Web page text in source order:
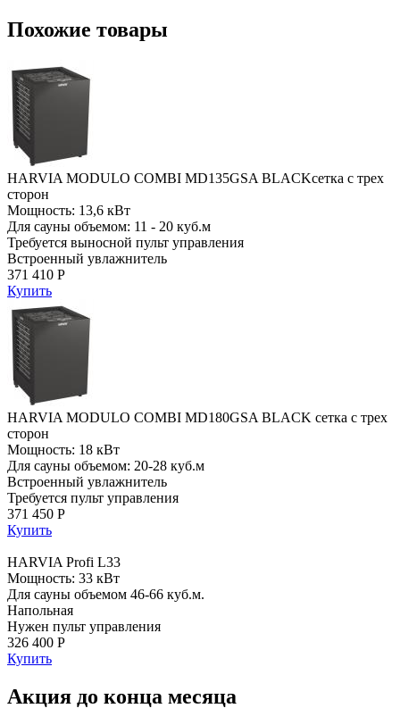
Похожие товары
HARVIA MODULO COMBI MD135GSA BLACKсетка с трех
сторон
Мощность: 13,6 кВт
Для сауны объемом: 11 - 20 куб.м
Требуется выносной пульт управления
Встроенный увлажнитель
371 410 Р
Купить
HARVIA MODULO COMBI MD180GSA BLACK сетка с трех
сторон
Мощность: 18 кВт
Для сауны объемом: 20-28 куб.м
Встроенный увлажнитель
Требуется пульт управления
371 450 Р
Купить
HARVIA Profi L33
Мощность: 33 кВт
Для сауны объемом 46-66 куб.м.
Напольная
Нужен пульт управления
326 400 Р
Купить
Акция до конца месяца